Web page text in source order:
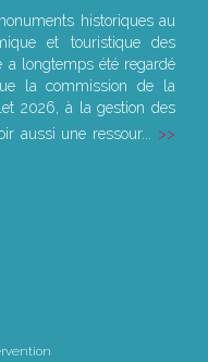
historiques au
et touristique des
a longtemps été regardé
la commission de la
2026, à la gestion des
aussi une ressour...